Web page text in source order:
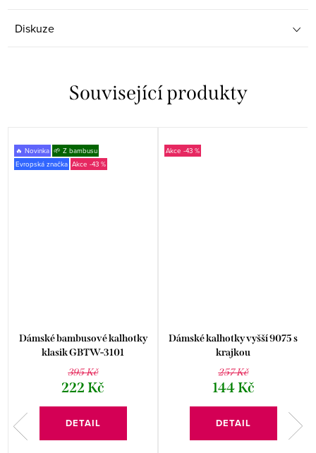
Diskuze
Související produkty
🔥 Novinka 🌱 Z bambusu
Evropská značka
-43 %
Dámské bambusové kalhotky
klasik GBTW-3101
395 Kč
222 Kč
DETAIL
-43 %
Dámské kalhotky vyšší 9075 s
krajkou
257 Kč
144 Kč
DETAIL